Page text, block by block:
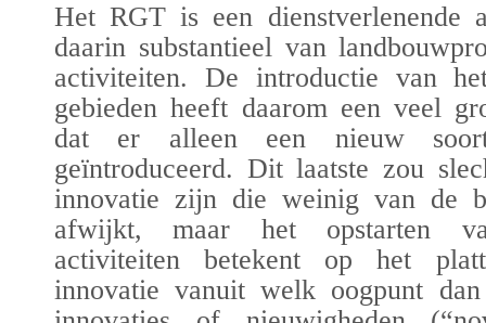
Het RGT is een dienstverlenende
daarin substantieel van
activiteiten. De introductie van
gebieden heeft daarom een veel
dat er alleen een nieuw
geïntroduceerd. Dit laatste zou
innovatie zijn die weinig van de
afwijkt, maar het opstarten
activiteiten betekent op het
innovatie vanuit welk oogpunt